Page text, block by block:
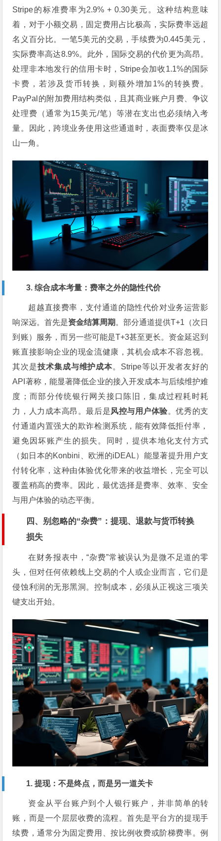
Stripe的标准费率为2.9% + 0.30美元。这种结构意味
着，对于小额交易，固定费用占比极高，实际费率远超
名义百分比。一笔5美元的交易，手续费为0.445美元，
实际费率高达8.9%。此外，国际交易的代价更为高昂。
处理非本地发行的信用卡时，Stripe会加收1.1%的国际
卡费，若涉及货币转换，则额外增加1%的转换费。
PayPal的附加费用结构类似，且其商业账户月费、争议
处理费（通常为15美元/笔）等潜在支出也必须纳入考
量。因此，跨境业务使用这些通道时，表面费率仅是冰
山一角。
3. 综合成本考量：费率之外的隐性代价
超越直接费率，支付通道的隐性代价对业务运营影
响深远。首先是资金结算周期。部分通道提供T+1（次日
到账）服务，而另一些可能是T+3甚至更长。资金延迟到
账直接影响企业的现金流健康，其机会成本不容忽视。
其次是技术集成与维护成本。Stripe等以开发者友好的
API著称，能显著降低企业的接入开发成本与后续维护难
度；而部分传统银行网关接口陈旧，集成过程耗时耗
力，人力成本高昂。最后是风控与用户体验。优秀的支
付通道内置强大的欺诈检测系统，能有效降低拒付率，
避免因坏账产生的损失。同时，提供本地化支付方式
（如日本的Konbini、欧洲的iDEAL）能显著提升用户支
付转化率，这种由体验优化带来的收益增长，完全可以
覆盖稍高的费率。因此，最优选择是费率、效率、安全
与用户体验的动态平衡。
四、别忽略的“杂费”：提现、退款与货币转换
损失
在财务报表中，“杂费”常被误认为是微不足道的零
头，但对任何依赖线上交易的个人或企业而言，它们是
侵蚀利润的无形黑洞。控制成本，必须从正视这三项关
键支出开始。
1. 提现：不是终点，而是另一道关卡
资金从平台账户到个人银行账户，并非简单的转
账，而是一个层层收费的流程。首先是平台方的提现手
续费，通常分为固定费用、按比例收费或阶梯费率。例